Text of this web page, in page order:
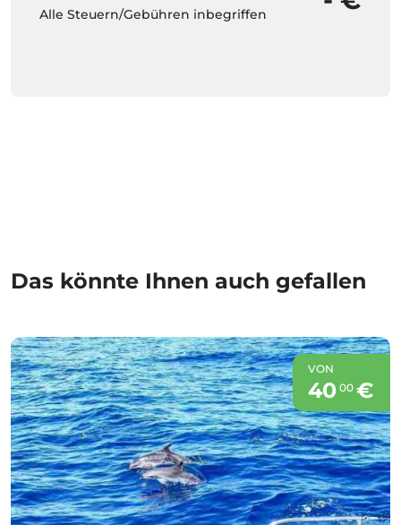
Alle Steuern/Gebühren inbegriffen
Das könnte Ihnen auch gefallen
VON
40 00€